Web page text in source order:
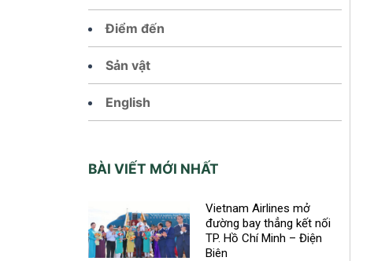
Điểm đến
Sản vật
English
BÀI VIẾT MỚI NHẤT
Vietnam Airlines mở
đường bay thẳng kết nối
TP. Hồ Chí Minh – Điện
Biên